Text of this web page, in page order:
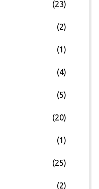
(23)
(2)
(1)
(4)
(5)
(20)
(1)
(25)
(2)